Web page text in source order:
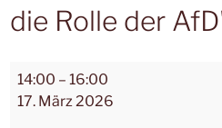
die Rolle der
14:00 – 16:00
17. März 2026